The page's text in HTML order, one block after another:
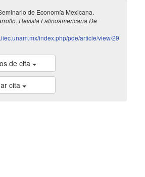
de Economía Mexicana.
Revista Latinoamericana De
index.php/pde/article/view/29
de cita
cita